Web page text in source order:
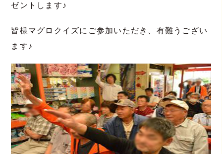
ゼントします♪
皆様マグロクイズにご参加いただき、有難うござい
ます♪